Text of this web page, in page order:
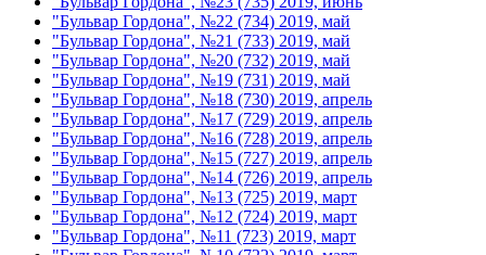
"Бульвар Гордона", №22 (734) 2019, май
"Бульвар Гордона", №21 (733) 2019, май
"Бульвар Гордона", №20 (732) 2019, май
"Бульвар Гордона", №19 (731) 2019, май
"Бульвар Гордона", №18 (730) 2019, апрель
"Бульвар Гордона", №17 (729) 2019, апрель
"Бульвар Гордона", №16 (728) 2019, апрель
"Бульвар Гордона", №15 (727) 2019, апрель
"Бульвар Гордона", №14 (726) 2019, апрель
"Бульвар Гордона", №13 (725) 2019, март
"Бульвар Гордона", №12 (724) 2019, март
"Бульвар Гордона", №11 (723) 2019, март